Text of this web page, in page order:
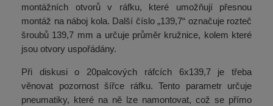
montážních otvorů v ráfku, které umožňují přesnou
montáž na náboj kola. Další číslo „139,7“ označuje rozteč
šroubů 139,7 mm a určuje průměr kružnice, kolem které
jsou otvory uspořádány.
Při diskusi o 20palcových ráfcích 6x139,7 je třeba
věnovat pozornost šířce ráfku. Tento parametr určuje
pneumatiky, které na ně lze namontovat, což se přímo